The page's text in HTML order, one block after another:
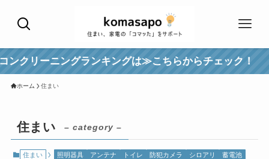
クリーニングランキングは≫こちらからチェック！
ホーム 住まい
住まい – category –
住まい 照明器具 アンテナ トイレ 防犯カメラ シロアリ 蓄電池